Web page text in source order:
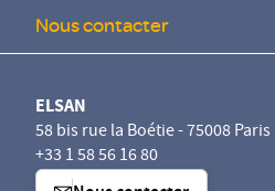
Nous contacter
ELSAN
58 bis rue la Boétie - 75008 Paris
+33 1 58 56 16 80